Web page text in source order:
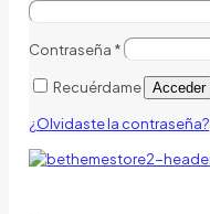
Contraseña *
Recuérdame Acceder
¿Olvidaste la contraseña?